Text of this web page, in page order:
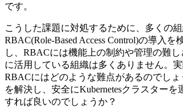
です。
こうした課題に対処するために、多くの組
RBAC(Role-Based Access Control)の導入を
し、RBACには機能上の制約や管理の難
に活用している組織は多くありません。実
RBACにはどのような難点があるのでし
を解決し、安全にKubernetesクラスターを
すれば良いのでしょうか？